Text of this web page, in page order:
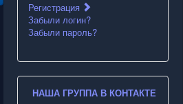
Регистрация
Забыли логин?
Забыли пароль?
НАША ГРУППА В КОНТАКТЕ